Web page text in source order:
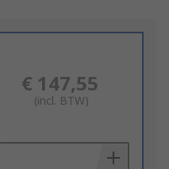
€ 147,55
(incl. BTW)